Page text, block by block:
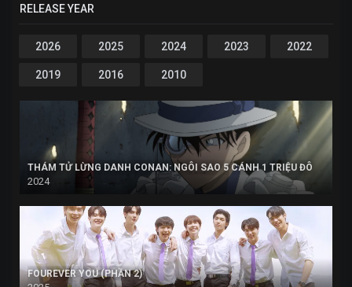
RELEASE YEAR
2026 2025 2024 2023 2022
2019 2016 2010
THÁM TỬ LỪNG DANH CONAN: NGÔI SAO 5 CÁNH 1 TRIỆU ĐÔ
2024
FOUREVER YOU (PHẦN 2)